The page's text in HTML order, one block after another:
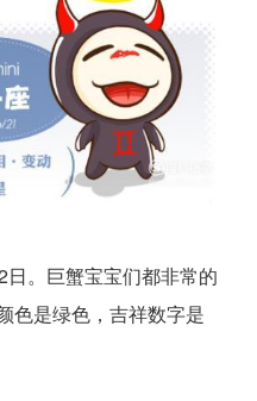
。巨蟹宝宝们都非常的
色是绿色，吉祥数字是